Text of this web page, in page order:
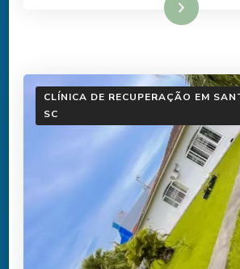
Ler mais
CLÍNICA DE RECUPERAÇÃO EM
SC